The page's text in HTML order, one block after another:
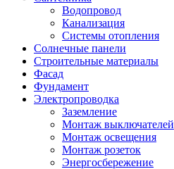
Водопровод
Канализация
Системы отопления
Солнечные панели
Строительные материалы
Фасад
Фундамент
Электропроводка
Заземление
Монтаж выключателей
Монтаж освещения
Монтаж розеток
Энергосбережение